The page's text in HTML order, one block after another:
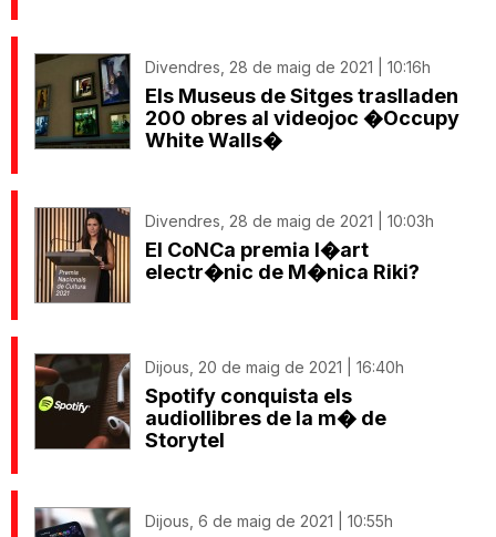
Divendres, 28 de maig de 2021 | 10:16h
Els Museus de Sitges traslladen
200 obres al videojoc �Occupy
White Walls�
Divendres, 28 de maig de 2021 | 10:03h
El CoNCa premia l�art
electr�nic de M�nica Riki?
Dijous, 20 de maig de 2021 | 16:40h
Spotify conquista els
audiollibres de la m� de
Storytel
Dijous, 6 de maig de 2021 | 10:55h